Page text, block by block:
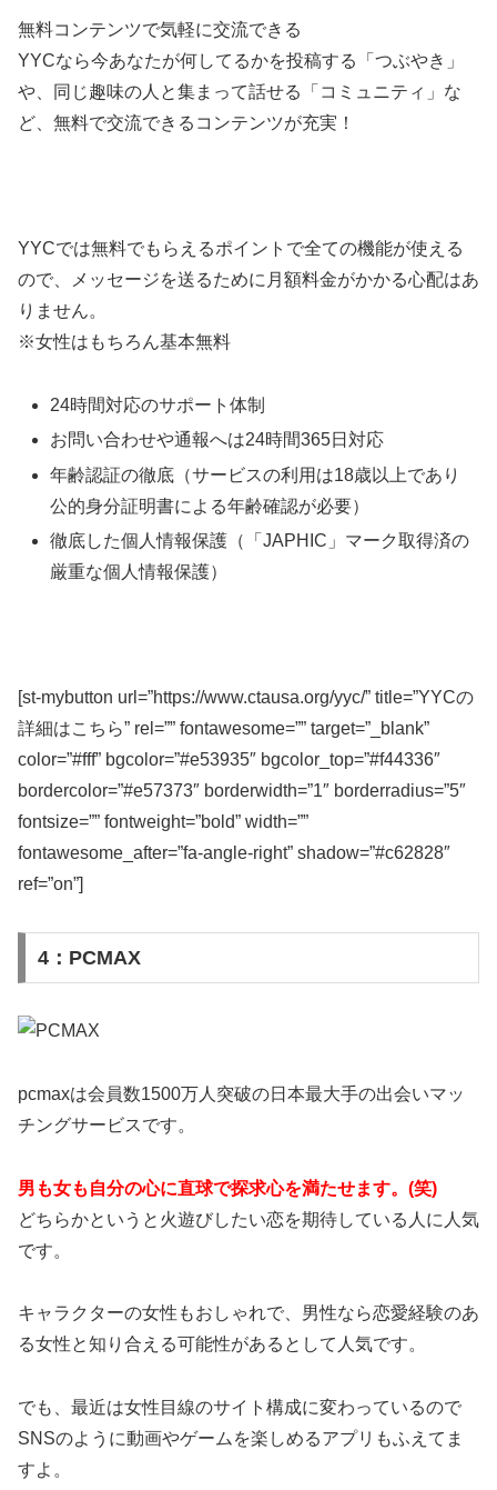
無料コンテンツで気軽に交流できる
YYCなら今あなたが何してるかを投稿する「つぶやき」
や、同じ趣味の人と集まって話せる「コミュニティ」な
ど、無料で交流できるコンテンツが充実！
YYCでは無料でもらえるポイントで全ての機能が使える
ので、メッセージを送るために月額料金がかかる心配はあ
りません。
※女性はもちろん基本無料
24時間対応のサポート体制
お問い合わせや通報へは24時間365日対応
年齢認証の徹底（サービスの利用は18歳以上であり
公的身分証明書による年齢確認が必要）
徹底した個人情報保護（「JAPHIC」マーク取得済の
厳重な個人情報保護）
[st-mybutton url=”https://www.ctausa.org/yyc/” title=”YYCの
詳細はこちら” rel=”” fontawesome=”” target=”_blank”
color=”#fff” bgcolor=”#e53935″ bgcolor_top=”#f44336″
bordercolor=”#e57373″ borderwidth=”1″ borderradius=”5″
fontsize=”” fontweight=”bold” width=””
fontawesome_after=”fa-angle-right” shadow=”#c62828″
ref=”on”]
4：PCMAX
pcmaxは会員数1500万人突破の日本最大手の出会いマッ
チングサービスです。
男も女も自分の心に直球で探求心を満たせます。(笑)
どちらかというと火遊びしたい恋を期待している人に人気
です。
キャラクターの女性もおしゃれで、男性なら恋愛経験のあ
る女性と知り合える可能性があるとして人気です。
でも、最近は女性目線のサイト構成に変わっているので
SNSのように動画やゲームを楽しめるアプリもふえてま
すよ。